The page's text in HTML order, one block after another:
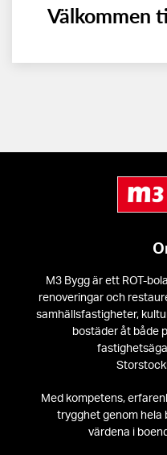
Välkommen
M3 Bygg är ett ROT-
renoveringar och
samhällsfastigheter,
bostäder åt både
Med kompetens,
trygghet genom hela
värdena i